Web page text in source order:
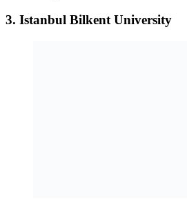
3. Istanbul Bilkent University